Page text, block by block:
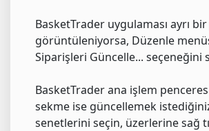
BasketTrader uygulaması ayrı
görüntüleniyorsa, Düzenle
Siparişleri Güncelle... seçeneğini
BasketTrader ana işlem
sekme ise güncellemek
senetlerini seçin, üzerlerine sağ